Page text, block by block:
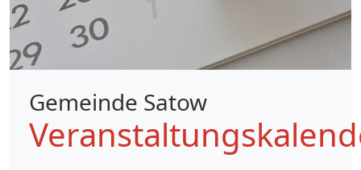
Gemeinde Satow